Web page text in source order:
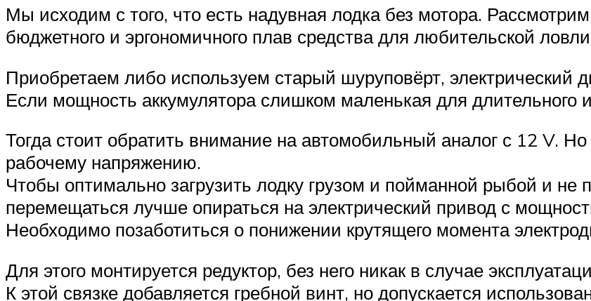
Мы исходим с того, что есть надувная лодка без мотора.
бюджетного и эргономичного плав средства для любительской
Приобретаем либо используем старый шуруповёрт, электрический
Если мощность аккумулятора слишком маленькая для длительного
Тогда стоит обратить внимание на автомобильный аналог с 12 V.
рабочему напряжению.
Чтобы оптимально загрузить лодку грузом и пойманной рыбой и не
перемещаться лучше опираться на электрический привод с
Необходимо позаботиться о понижении крутящего момента
Для этого монтируется редуктор, без него никак в случае
К этой связке добавляется гребной винт, но допускается